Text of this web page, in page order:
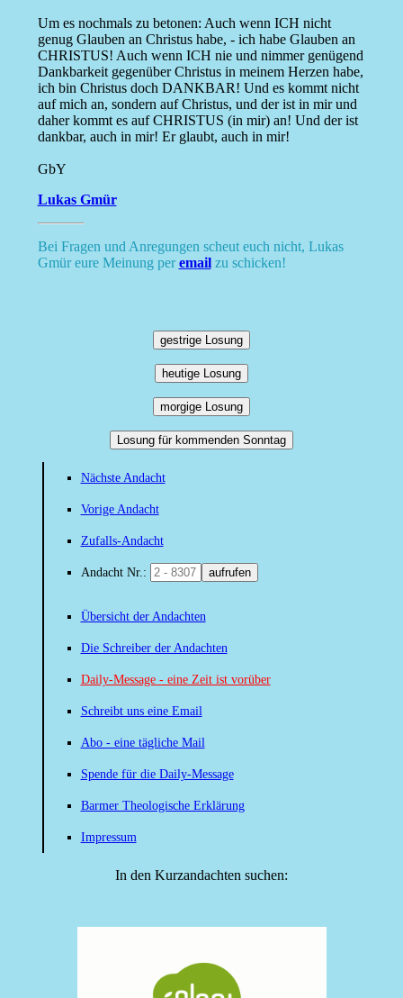
Um es nochmals zu betonen: Auch wenn ICH nicht
genug Glauben an Christus habe, - ich habe Glauben an
CHRISTUS! Auch wenn ICH nie und nimmer genügend
Dankbarkeit gegenüber Christus in meinem Herzen habe,
ich bin Christus doch DANKBAR! Und es kommt nicht
auf mich an, sondern auf Christus, und der ist in mir und
daher kommt es auf CHRISTUS (in mir) an! Und der ist
dankbar, auch in mir! Er glaubt, auch in mir!
GbY
Lukas Gmür
Bei Fragen und Anregungen scheut euch nicht, Lukas
Gmür eure Meinung peremailzu schicken!
gestrige Losung
heutige Losung
morgige Losung
Losung für kommenden Sonntag
Nächste Andacht
Vorige Andacht
Zufalls-Andacht
Andacht Nr.: aufrufen
Übersicht der Andachten
Die Schreiber der Andachten
Daily-Message - eine Zeit ist vorüber
Schreibt uns eine Email
Abo - eine tägliche Mail
Spende für die Daily-Message
Barmer Theologische Erklärung
Impressum
In den Kurzandachten suchen: